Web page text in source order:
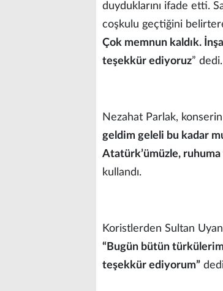
duyduklarını ifade etti.
coşkulu geçtiğini
Çok memnun kaldık.
teşekkür ediyoruz” dedi.
Nezahat Parlak,
geldim geleli bu kadar
Atatürk’ümüzle,
kullandı.
Koristlerden Sultan
“Bugün bütün
teşekkür ediyorum”